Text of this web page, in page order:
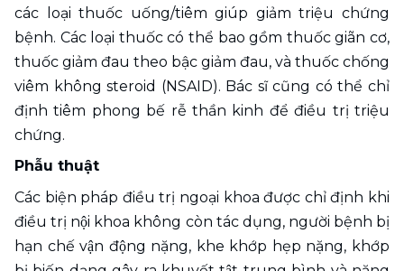
các loại thuốc uống/tiêm giúp giảm triệu chứng
bệnh. Các loại thuốc có thể bao gồm thuốc giãn cơ,
thuốc giảm đau theo bậc giảm đau, và thuốc chống
viêm không steroid (NSAID). Bác sĩ cũng có thể chỉ
định tiêm phong bế rễ thần kinh để điều trị triệu
chứng.
Phẫu thuật
Các biện pháp điều trị ngoại khoa được chỉ định khi
điều trị nội khoa không còn tác dụng, người bệnh bị
hạn chế vận động nặng, khe khớp hẹp nặng, khớp